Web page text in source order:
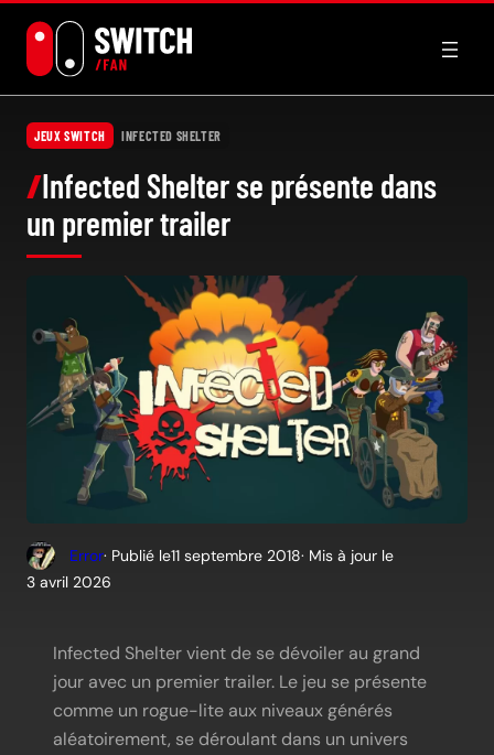
contenu
JEUX SWITCH INFECTED SHELTER
Infected Shelter se présente dans
un premier trailer
Error· Publié le11 septembre 2018· Mis à jour le
3 avril 2026
Infected Shelter vient de se dévoiler au grand
jour avec un premier trailer. Le jeu se présente
comme un rogue-lite aux niveaux générés
aléatoirement, se déroulant dans un univers